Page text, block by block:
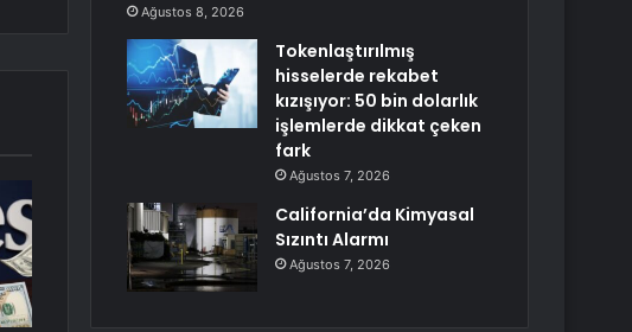
Ağustos 8, 2026
Tokenlaştırılmış
hisselerde rekabet
kızışıyor: 50 bin dolarlık
işlemlerde dikkat çeken
fark
Ağustos 7, 2026
California’da Kimyasal
Sızıntı Alarmı
Ağustos 7, 2026